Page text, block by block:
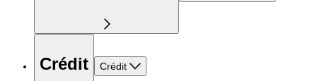
Crédit Crédit